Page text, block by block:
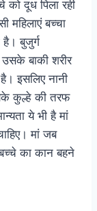
को दूध पिला रही
महिलाएं बच्चा
बुजुर्ग
बाकी शरीर
इसलिए नानी
कुल्हे की तरफ
ये भी है मां
मां जब
का कान बहने